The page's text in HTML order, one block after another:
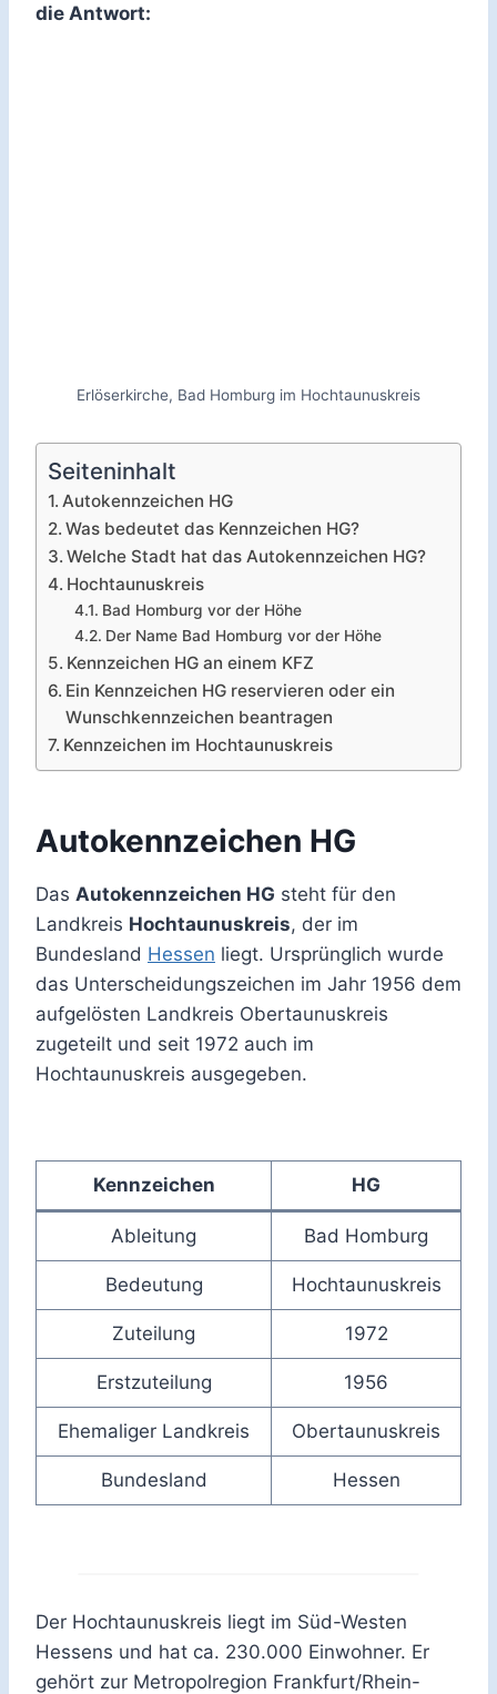
die Antwort:
Erlöserkirche, Bad Homburg im Hochtaunuskreis
Seiteninhalt
Autokennzeichen HG
Was bedeutet das Kennzeichen HG?
Welche Stadt hat das Autokennzeichen HG?
Hochtaunuskreis
Bad Homburg vor der Höhe
Der Name Bad Homburg vor der Höhe
Kennzeichen HG an einem KFZ
Ein Kennzeichen HG reservieren oder ein
Wunschkennzeichen beantragen
Kennzeichen im Hochtaunuskreis
Autokennzeichen HG
Das Autokennzeichen HG steht für den
Landkreis Hochtaunuskreis, der im
Bundesland Hessen liegt. Ursprünglich wurde
das Unterscheidungszeichen im Jahr 1956 dem
aufgelösten Landkreis Obertaunuskreis
zugeteilt und seit 1972 auch im
Hochtaunuskreis ausgegeben.
Kennzeichen HG
Ableitung Bad Homburg
Bedeutung Hochtaunuskreis
Zuteilung 1972
Erstzuteilung 1956
Ehemaliger Landkreis Obertaunuskreis
Bundesland Hessen
Der Hochtaunuskreis liegt im Süd-Westen
Hessens und hat ca. 230.000 Einwohner. Er
gehört zur Metropolregion Frankfurt/Rhein-